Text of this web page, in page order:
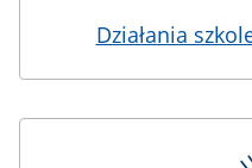
Działania